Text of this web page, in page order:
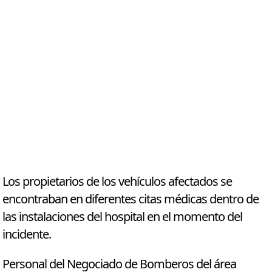
Los propietarios de los vehículos afectados se
encontraban en diferentes citas médicas dentro de
las instalaciones del hospital en el momento del
incidente.
Personal del Negociado de Bomberos del área